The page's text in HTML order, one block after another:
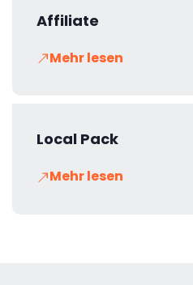
Affiliate
Mehr lesen
Local Pack
Mehr lesen